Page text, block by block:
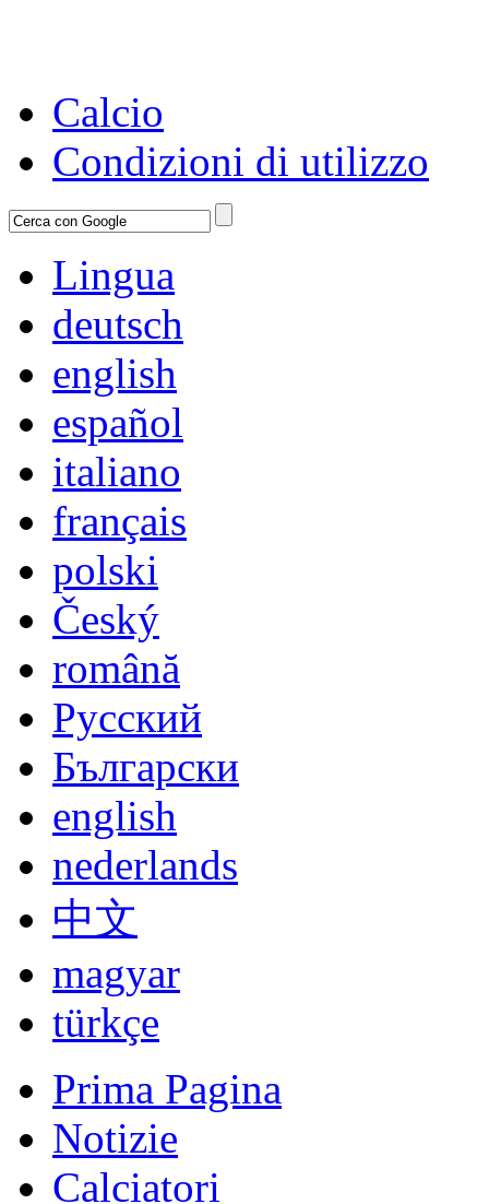
Calcio
Condizioni di utilizzo
Lingua
deutsch
english
español
italiano
français
polski
Český
română
Русский
Български
english
nederlands